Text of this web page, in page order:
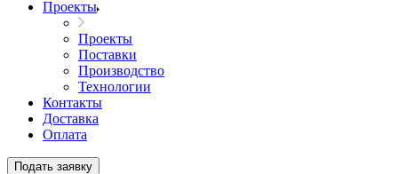
Проекты
Проекты
Поставки
Производство
Технологии
Контакты
Доставка
Оплата
Подать заявку